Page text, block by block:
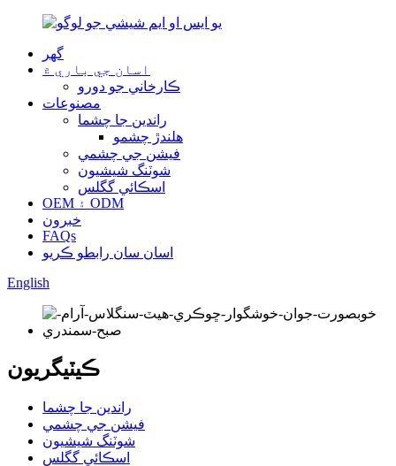
گهر
اسان جي باري ۾
ڪارخاني جو دورو
مصنوعات
راندين جا چشما
هلندڙ چشمو
فيشن جي چشمي
شوٽنگ شيشيون
اسڪائي گگلس
OEM ۽ ODM
خبرون
FAQs
اسان سان رابطو ڪريو
English
ڪيٽيگريون
راندين جا چشما
فيشن جي چشمي
شوٽنگ شيشيون
اسڪائي گگلس